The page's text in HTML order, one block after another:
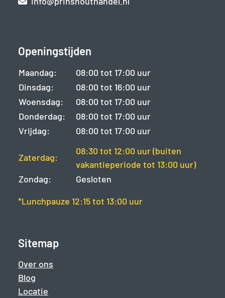
Openingstijden
Maandag:
08:00 tot 17:00 uur
Dinsdag:
08:00 tot 16:00 uur
Woensdag:
08:00 tot 17:00 uur
Donderdag:
08:00 tot 17:00 uur
Vrijdag:
08:00 tot 17:00 uur
Zaterdag:
08:30 tot 12:00 uur (buiten
vakantieperiode tot 13:00 uur)
Zondag:
Gesloten
*Lunchpauze 12:15 tot 13:00 uur
Sitemap
Over ons
Blog
Locatie